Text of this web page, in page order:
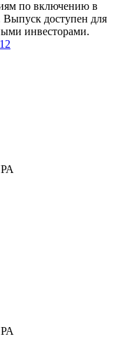
по включению в
доступен для
инвесторами.